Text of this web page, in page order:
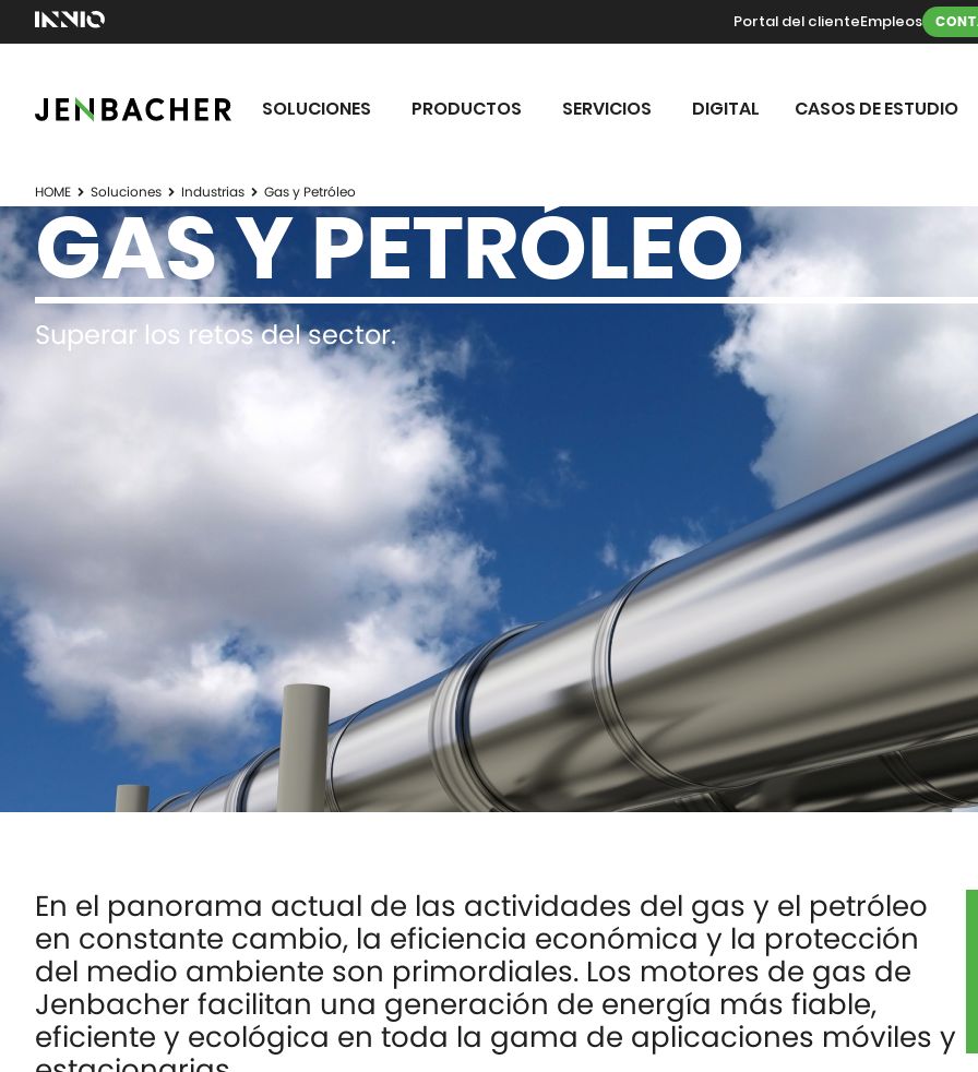
Portal del clienteEmpleos
SOLUCIONES PRODUCTOS SERVICIOS DIGITAL CASOS DE ESTUDIO
HOME Soluciones Industrias Gas y Petróleo
GAS Y PETRÓLEO
Superar los retos del sector.
En el panorama actual de las actividades del gas y el petróleo
en constante cambio, la eficiencia económica y la protección
del medio ambiente son primordiales. Los motores de gas de
Jenbacher facilitan una generación de energía más fiable,
eficiente y ecológica en toda la gama de aplicaciones móviles y